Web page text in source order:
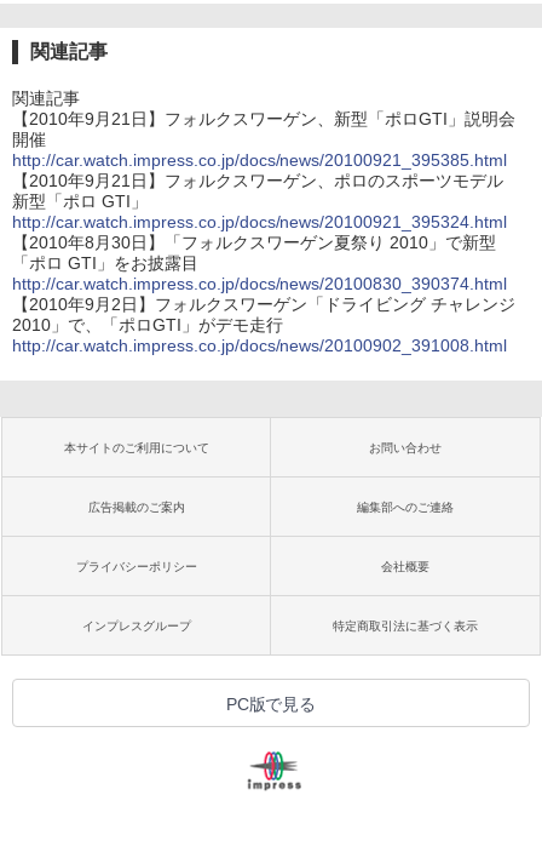
関連記事
関連記事
【2010年9月21日】フォルクスワーゲン、新型「ポロGTI」説明会
開催
http://car.watch.impress.co.jp/docs/news/20100921_395385.html
【2010年9月21日】フォルクスワーゲン、ポロのスポーツモデル
新型「ポロ GTI」
http://car.watch.impress.co.jp/docs/news/20100921_395324.html
【2010年8月30日】「フォルクスワーゲン夏祭り 2010」で新型
「ポロ GTI」をお披露目
http://car.watch.impress.co.jp/docs/news/20100830_390374.html
【2010年9月2日】フォルクスワーゲン「ドライビング チャレンジ
2010」で、「ポロGTI」がデモ走行
http://car.watch.impress.co.jp/docs/news/20100902_391008.html
本サイトのご利用について お問い合わせ
広告掲載のご案内 編集部へのご連絡
プライバシーポリシー 会社概要
インプレスグループ 特定商取引法に基づく表示
PC版で見る